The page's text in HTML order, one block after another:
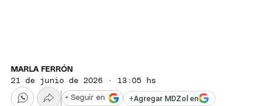
MARLA FERRÓN
21 de junio de 2026 · 13:05 hs
+Agregar MDZol en
+ Seguir en